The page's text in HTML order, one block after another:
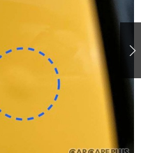
ップ！不具合修理＆粗悪修理
洗車
コーティング
防錆
メーカー「旧車」関連プロジェ